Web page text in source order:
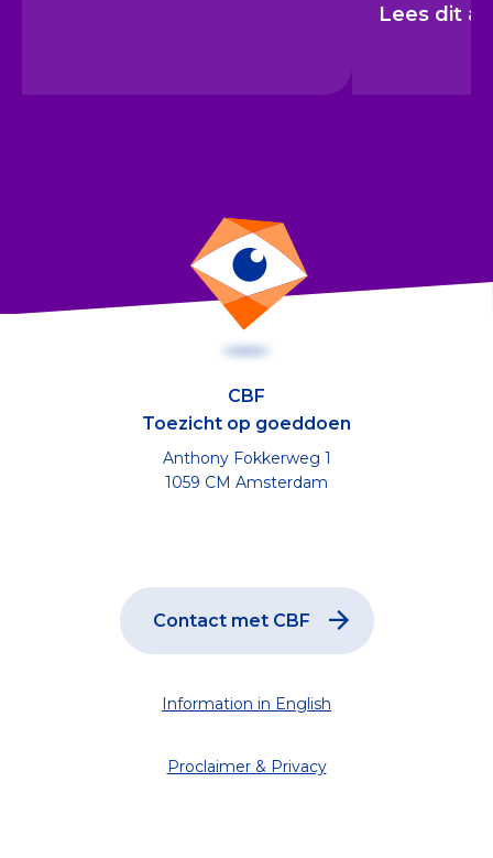
Lees dit
CBF
Toezicht op goeddoen
Anthony Fokkerweg 1
1059 CM Amsterdam
Contact met CBF
Information in English
Proclaimer & Privacy